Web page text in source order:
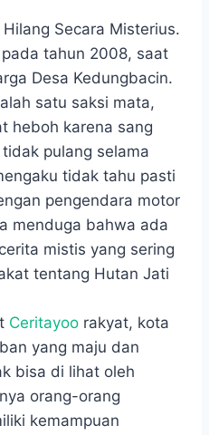
Secara Misterius.
tahun 2008, saat
Desa Kedungbacin.
satu saksi mata,
heboh karena sang
pulang selama
tidak tahu pasti
pengendara motor
menduga bahwa ada
mistis yang sering
tentang Hutan Jati
Ceritayoo rakyat, kota
yang maju dan
bisa di lihat oleh
orang-orang
kemampuan